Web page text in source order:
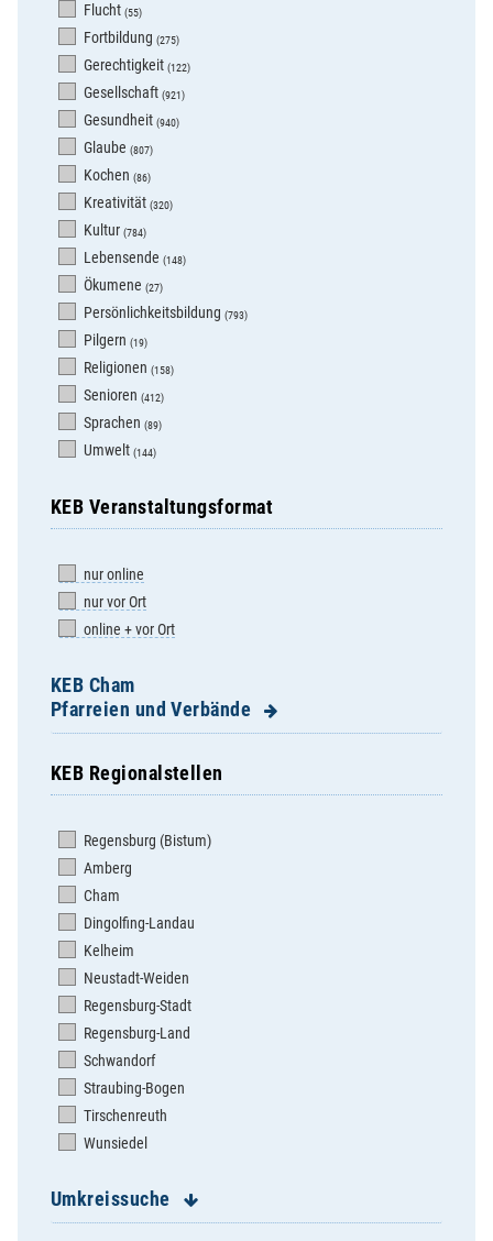
Flucht (55)
Fortbildung (275)
Gerechtigkeit (122)
Gesellschaft (921)
Gesundheit (940)
Glaube (807)
Kochen (86)
Kreativität (320)
Kultur (784)
Lebensende (148)
Ökumene (27)
Persönlichkeitsbildung (793)
Pilgern (19)
Religionen (158)
Senioren (412)
Sprachen (89)
Umwelt (144)
KEB Veranstaltungsformat
nur online
nur vor Ort
online + vor Ort
KEB Cham
Pfarreien und Verbände
Arnschwang - St. Martin
Arrach - St. Valentin
Ast - Zu unserer lieben Frau
Bad Kötzting - St.Mariä Himmelfahrt
Cham - Kolpingsfamilie
Cham - St. Jakob
Cham - St. Josef
Chamerau - St. Peter und Paul
Chammünster - St.Mariä Himmelfahrt
Dalking - St. Peter und Paul
Döfering - St. Ägidius
Eschlkam - St. Jakobus
KEB Regionalstellen
Regensburg (Bistum)
Amberg
Cham
Dingolfing-Landau
Kelheim
Neustadt-Weiden
Regensburg-Stadt
Regensburg-Land
Schwandorf
Straubing-Bogen
Tirschenreuth
Wunsiedel
Umkreissuche